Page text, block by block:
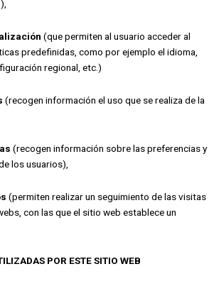
(que permiten al usuario acceder al
predefinidas, como por ejemplo el idioma,
regional, etc.)
(recogen información el uso que se realiza de la
(recogen información sobre las preferencias y
los usuarios),
(permiten realizar un seguimiento de las visitas
con las que el sitio web establece un
POR ESTE SITIO WEB